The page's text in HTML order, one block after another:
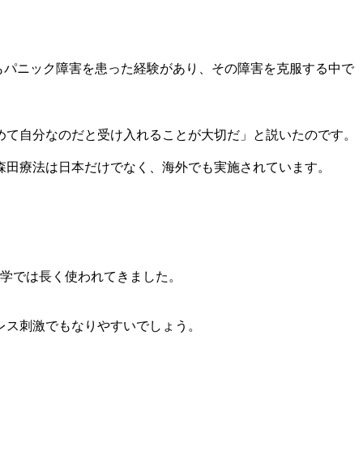
ニック障害を患った経験があり、その障害を克服する中で
自分なのだと受け入れることが大切だ」と説いたのです。
療法は日本だけでなく、海外でも実施されています。
では長く使われてきました。
刺激でもなりやすいでしょう。